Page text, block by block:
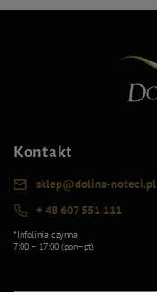
Kontakt
sklep@dolina-noteci.pl
+ 48 607 551 111
*Infolinia czynna
7:00 – 17:00 (pon–pt)